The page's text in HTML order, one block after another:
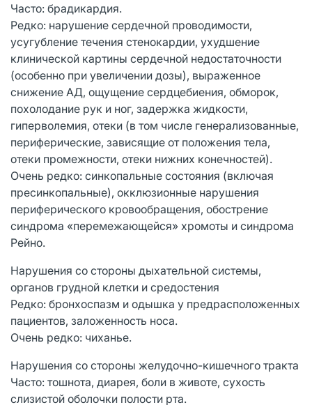
Часто: брадикардия.
Редко: нарушение сердечной проводимости,
усугубление течения стенокардии, ухудшение
клинической картины сердечной недостаточности
(особенно при увеличении дозы), выраженное
снижение АД, ощущение сердцебиения, обморок,
похолодание рук и ног, задержка жидкости,
гиперволемия, отеки (в том числе генерализованные,
периферические, зависящие от положения тела,
отеки промежности, отеки нижних конечностей).
Очень редко: синкопальные состояния (включая
пресинкопальные), окклюзионные нарушения
периферического кровообращения, обострение
синдрома «перемежающейся» хромоты и синдрома
Рейно.
Нарушения со стороны дыхательной системы,
органов грудной клетки и средостения
Редко: бронхоспазм и одышка у предрасположенных
пациентов, заложенность носа.
Очень редко: чиханье.
Нарушения со стороны желудочно-кишечного тракта
Часто: тошнота, диарея, боли в животе, сухость
слизистой оболочки полости рта.